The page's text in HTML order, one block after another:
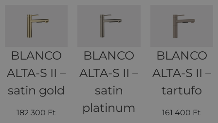
BLANCO
ALTA-S II –
satin gold
182 300 Ft
BLANCO
ALTA-S II –
satin
platinum
BLANCO
ALTA-S II –
tartufo
161 400 Ft